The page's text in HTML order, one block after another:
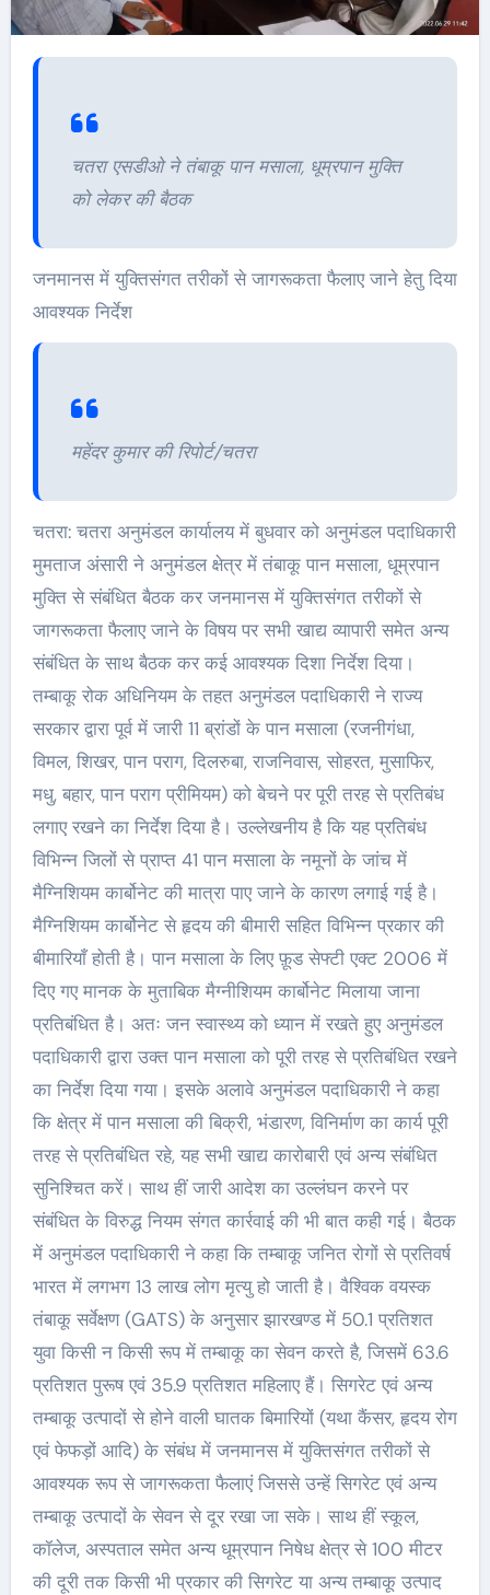
चतरा एसडीओ ने तंबाकू पान मसाला, धूम्रपान मुक्ति
को लेकर की बैठक
जनमानस में युक्तिसंगत तरीकों से जागरूकता फैलाए जाने हेतु दिया
आवश्यक निर्देश
महेंदर कुमार की रिपोर्ट/चतरा
चतरा: चतरा अनुमंडल कार्यालय में बुधवार को अनुमंडल पदाधिकारी
मुमताज अंसारी ने अनुमंडल क्षेत्र में तंबाकू पान मसाला, धूम्रपान
मुक्ति से संबंधित बैठक कर जनमानस में युक्तिसंगत तरीकों से
जागरूकता फैलाए जाने के विषय पर सभी खाद्य व्यापारी समेत अन्य
संबंधित के साथ बैठक कर कई आवश्यक दिशा निर्देश दिया।
तम्बाकू रोक अधिनियम के तहत अनुमंडल पदाधिकारी ने राज्य
सरकार द्वारा पूर्व में जारी 11 ब्रांडों के पान मसाला (रजनीगंधा,
विमल, शिखर, पान पराग, दिलरुबा, राजनिवास, सोहरत, मुसाफिर,
मधु, बहार, पान पराग प्रीमियम) को बेचने पर पूरी तरह से प्रतिबंध
लगाए रखने का निर्देश दिया है। उल्लेखनीय है कि यह प्रतिबंध
विभिन्न जिलों से प्राप्त 41 पान मसाला के नमूनों के जांच में
मैग्निशियम कार्बोनेट की मात्रा पाए जाने के कारण लगाई गई है।
मैग्निशियम कार्बोनेट से हृदय की बीमारी सहित विभिन्न प्रकार की
बीमारियाँ होती है। पान मसाला के लिए फ़ूड सेफ्टी एक्ट 2006 में
दिए गए मानक के मुताबिक मैग्नीशियम कार्बोनेट मिलाया जाना
प्रतिबंधित है। अतः जन स्वास्थ्य को ध्यान में रखते हुए अनुमंडल
पदाधिकारी द्वारा उक्त पान मसाला को पूरी तरह से प्रतिबंधित रखने
का निर्देश दिया गया। इसके अलावे अनुमंडल पदाधिकारी ने कहा
कि क्षेत्र में पान मसाला की बिक्री, भंडारण, विनिर्माण का कार्य पूरी
तरह से प्रतिबंधित रहे, यह सभी खाद्य कारोबारी एवं अन्य संबंधित
सुनिश्चित करें। साथ हीं जारी आदेश का उल्लंघन करने पर
संबंधित के विरुद्ध नियम संगत कार्रवाई की भी बात कही गई। बैठक
में अनुमंडल पदाधिकारी ने कहा कि तम्बाकू जनित रोगों से प्रतिवर्ष
भारत में लगभग 13 लाख लोग मृत्यु हो जाती है। वैश्विक वयस्क
तंबाकू सर्वेक्षण (GATS) के अनुसार झारखण्ड में 50.1 प्रतिशत
युवा किसी न किसी रूप में तम्बाकू का सेवन करते है, जिसमें 63.6
प्रतिशत पुरूष एवं 35.9 प्रतिशत महिलाए हैं। सिगरेट एवं अन्य
तम्बाकू उत्पादों से होने वाली घातक बिमारियों (यथा कैंसर, हृदय रोग
एवं फेफड़ों आदि) के संबंध में जनमानस में युक्तिसंगत तरीकों से
आवश्यक रूप से जागरूकता फैलाएं जिससे उन्हें सिगरेट एवं अन्य
तम्बाकू उत्पादों के सेवन से दूर रखा जा सके। साथ हीं स्कूल,
कॉलेज, अस्पताल समेत अन्य धूम्रपान निषेध क्षेत्र से 100 मीटर
की दूरी तक किसी भी प्रकार की सिगरेट या अन्य तम्बाकू उत्पाद